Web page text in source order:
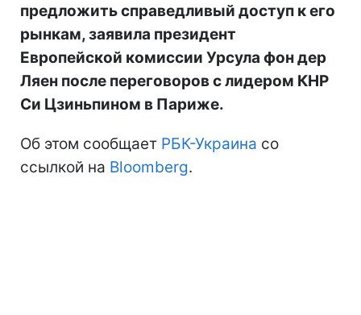
предложить справедливый доступ к его
рынкам, заявила президент
Европейской комиссии Урсула фон дер
Ляен после переговоров с лидером КНР
Си Цзиньпином в Париже.
Об этом сообщает РБК-Украина со
ссылкой на Bloomberg.